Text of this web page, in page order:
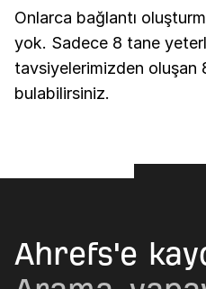
Onlarca bağlantı
yok. Sadece 8 tane
tavsiyelerimizden oluşan
bulabilirsiniz.
Ahrefs'e